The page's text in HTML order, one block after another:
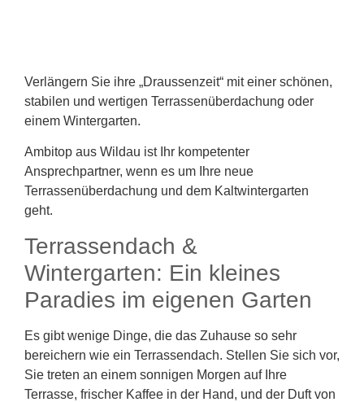
Verlängern Sie ihre „Draussenzeit“ mit einer schönen,
stabilen und wertigen Terrassenüberdachung oder
einem Wintergarten.
Ambitop aus Wildau ist Ihr kompetenter
Ansprechpartner, wenn es um Ihre neue
Terrassenüberdachung und dem Kaltwintergarten
geht.
Terrassendach &
Wintergarten: Ein kleines
Paradies im eigenen Garten
Es gibt wenige Dinge, die das Zuhause so sehr
bereichern wie ein Terrassendach. Stellen Sie sich vor,
Sie treten an einem sonnigen Morgen auf Ihre
Terrasse, frischer Kaffee in der Hand, und der Duft von